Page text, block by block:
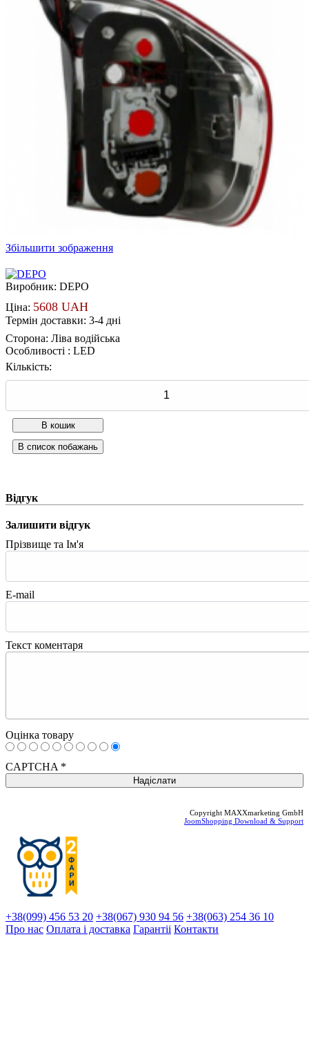
Збільшити зображення
Виробник: DEPO
Ціна: 5608 UAH
Термін доставки: 3-4 дні
Сторона: Ліва водійська
Особливості : LED
Кількість:
Відгук
Залишити відгук
Прізвище та Ім'я
E-mail
Текст коментаря
Оцінка товару
CAPTCHA *
Copyright MAXXmarketing GmbH
JoomShopping Download & Support
+38(099) 456 53 20 +38(067) 930 94 56 +38(063) 254 36 10
Про нас Оплата і доставка Гарантіi Контакти